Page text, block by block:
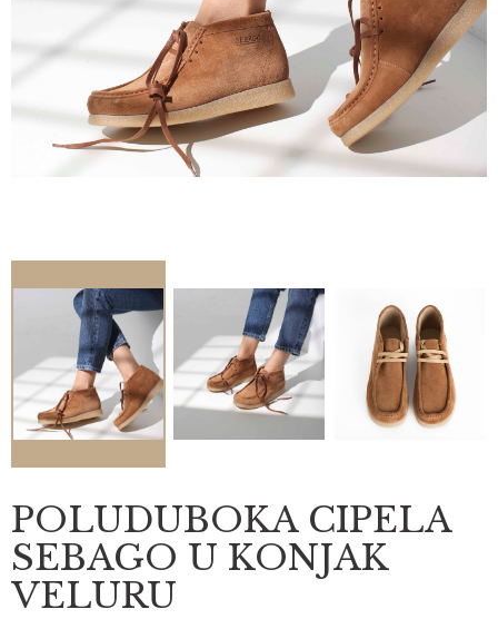
POLUDUBOKA CIPELA
SEBAGO U KONJAK
VELURU